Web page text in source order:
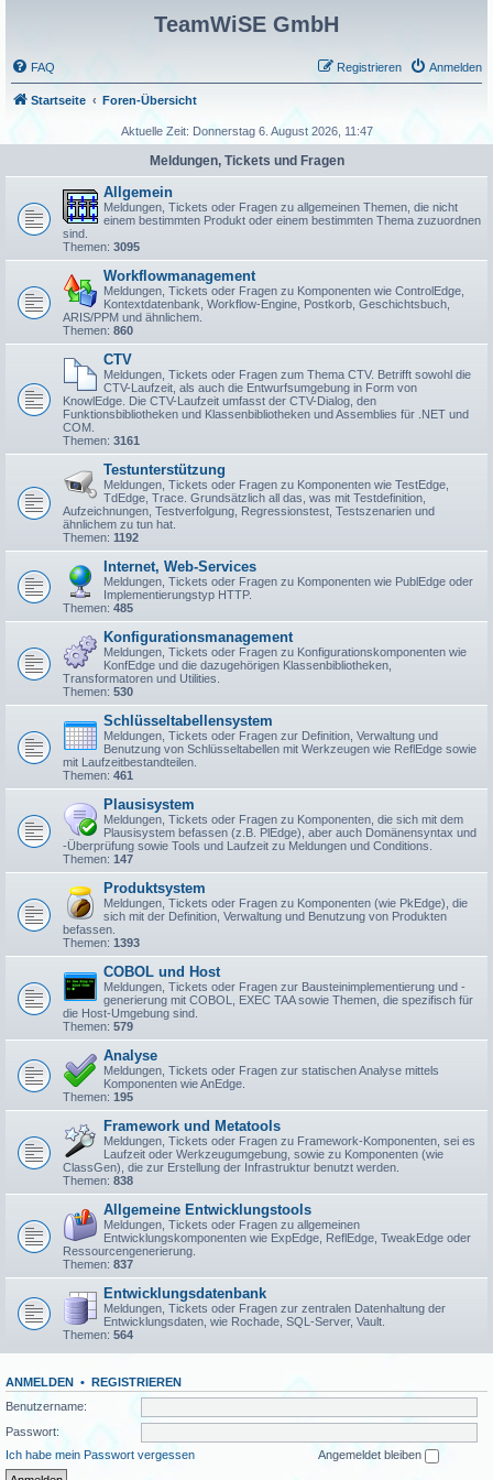
TeamWiSE GmbH
FAQ Anmelden
Registrieren
Startseite Foren-Übersicht
Aktuelle Zeit: Donnerstag 6. August 2026, 11:47
Meldungen, Tickets und Fragen
Allgemein
Meldungen, Tickets oder Fragen zu allgemeinen Themen, die nicht
einem bestimmten Produkt oder einem bestimmten Thema zuzuordnen
sind.
Themen: 3095
Workflowmanagement
Meldungen, Tickets oder Fragen zu Komponenten wie ControlEdge,
Kontextdatenbank, Workflow-Engine, Postkorb, Geschichtsbuch,
ARIS/PPM und ähnlichem.
Themen: 860
CTV
Meldungen, Tickets oder Fragen zum Thema CTV. Betrifft sowohl die
CTV-Laufzeit, als auch die Entwurfsumgebung in Form von
KnowlEdge. Die CTV-Laufzeit umfasst der CTV-Dialog, den
Funktionsbibliotheken und Klassenbibliotheken und Assemblies für .NET und
COM.
Themen: 3161
Testunterstützung
Meldungen, Tickets oder Fragen zu Komponenten wie TestEdge,
TdEdge, Trace. Grundsätzlich all das, was mit Testdefinition,
Aufzeichnungen, Testverfolgung, Regressionstest, Testszenarien und
ähnlichem zu tun hat.
Themen: 1192
Internet, Web-Services
Meldungen, Tickets oder Fragen zu Komponenten wie PublEdge oder
Implementierungstyp HTTP.
Themen: 485
Konfigurationsmanagement
Meldungen, Tickets oder Fragen zu Konfigurationskomponenten wie
KonfEdge und die dazugehörigen Klassenbibliotheken,
Transformatoren und Utilities.
Themen: 530
Schlüsseltabellensystem
Meldungen, Tickets oder Fragen zur Definition, Verwaltung und
Benutzung von Schlüsseltabellen mit Werkzeugen wie ReflEdge sowie
mit Laufzeitbestandteilen.
Themen: 461
Plausisystem
Meldungen, Tickets oder Fragen zu Komponenten, die sich mit dem
Plausisystem befassen (z.B. PlEdge), aber auch Domänensyntax und
-Überprüfung sowie Tools und Laufzeit zu Meldungen und Conditions.
Themen: 147
Produktsystem
Meldungen, Tickets oder Fragen zu Komponenten (wie PkEdge), die
sich mit der Definition, Verwaltung und Benutzung von Produkten
befassen.
Themen: 1393
COBOL und Host
Meldungen, Tickets oder Fragen zur Bausteinimplementierung und -
generierung mit COBOL, EXEC TAA sowie Themen, die spezifisch für
die Host-Umgebung sind.
Themen: 579
Analyse
Meldungen, Tickets oder Fragen zur statischen Analyse mittels
Komponenten wie AnEdge.
Themen: 195
Framework und Metatools
Meldungen, Tickets oder Fragen zu Framework-Komponenten, sei es
Laufzeit oder Werkzeugumgebung, sowie zu Komponenten (wie
ClassGen), die zur Erstellung der Infrastruktur benutzt werden.
Themen: 838
Allgemeine Entwicklungstools
Meldungen, Tickets oder Fragen zu allgemeinen
Entwicklungskomponenten wie ExpEdge, ReflEdge, TweakEdge oder
Ressourcengenerierung.
Themen: 837
Entwicklungsdatenbank
Meldungen, Tickets oder Fragen zur zentralen Datenhaltung der
Entwicklungsdaten, wie Rochade, SQL-Server, Vault.
Themen: 564
ANMELDEN • REGISTRIEREN
Benutzername:
Passwort:
Ich habe mein Passwort vergessen
Angemeldet bleiben